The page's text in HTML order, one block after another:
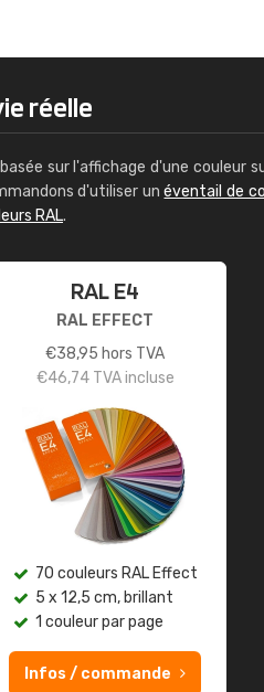
réelle
sur l'affichage d'une couleur
d'utiliser unéventail de
RAL.
RAL E4
RAL EFFECT
€38,95 hors TVA
€46,74TVA incluse
70 couleurs RAL Effect
5 x 12,5 cm, brillant
1 couleur par page
Infos / commande